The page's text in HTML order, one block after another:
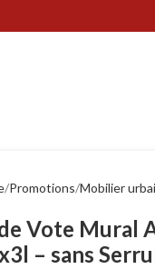
Promotions Mobilier
Vote Mural
– sans